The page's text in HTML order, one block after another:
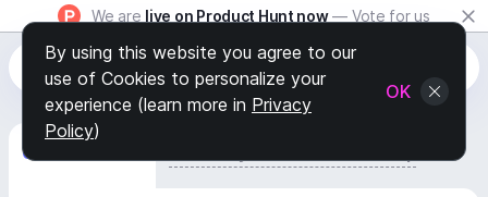
We are live on Product Hunt now — Vote for us
Generate Track
By using this website you agree to our
use of Cookies to personalize your
experience (learn more in Privacy
Policy)
OK